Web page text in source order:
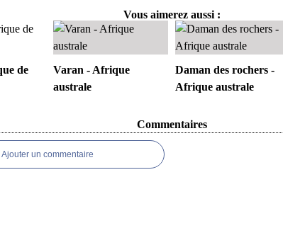
Vous aimerez aussi :
de
Varan - Afrique
australe
Daman des rochers -
Afrique australe
Commentaires
Ajouter un commentaire